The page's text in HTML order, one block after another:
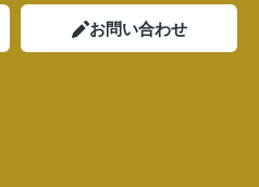
お問い合わせ